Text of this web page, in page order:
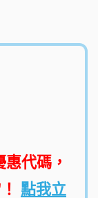
代碼，
點我立